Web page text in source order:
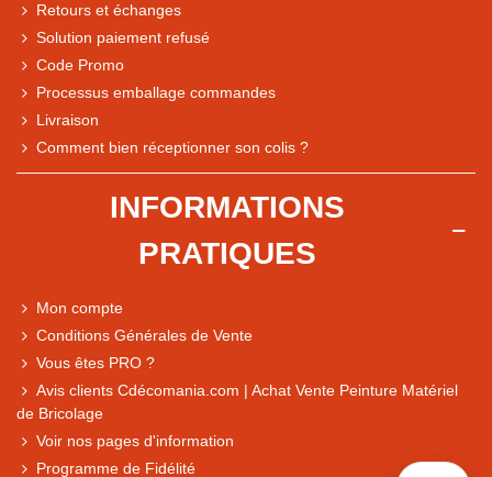
Comparaison des performances du magasin
Express, Chez vous, Point relais, Retrait magasin
Retours et échanges
Solution paiement refusé
Code Promo
Processus emballage commandes
Livraison
Comment bien réceptionner son colis ?
INFORMATIONS
PRATIQUES
Mon compte
Conditions Générales de Vente
Vous êtes PRO ?
Avis clients Cdécomania.com | Achat Vente Peinture Matériel
de Bricolage
Voir nos pages d'information
Programme de Fidélité